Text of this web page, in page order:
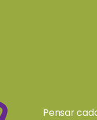
Pensar